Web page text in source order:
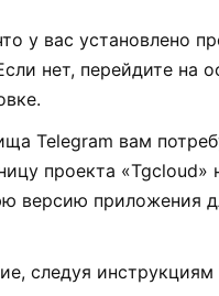
у вас установлено
нет, перейдите на
Telegram вам
проекта «Tgcloud»
версию приложения
следуя